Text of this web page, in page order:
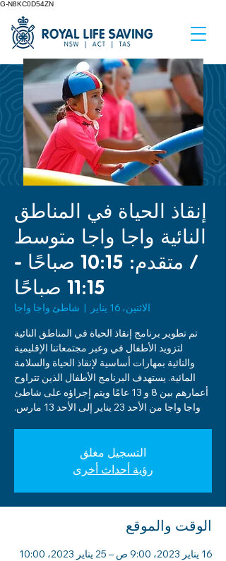
G-N8KC0D54ZN
إنقاذ الحياة في المناطق
النائية واجا واجا متوسط
/ متقدم: 10:15 صباحًا -
11:15 صباحًا
الاثنين، 16 يناير
  |
شاطئ واجا واجا
تم تطوير برنامج إنقاذ الحياة في المناطق النائية
لتزويد الأطفال في وعبر مجتمعاتنا الإقليمية
والنائية بمهارات أساسية لإنقاذ الحياة والسلامة
المائية. يستهدف البرنامج الأطفال الذين تتراوح
أعمارهم بين 8 و 13 عامًا ويتم إجراؤه على شاطئ
واجا واجا من الأحد 23 يناير إلى الأحد 13 مارس.
التسجيل مغلق
رؤية أحداث أخرى
الوقت والموقع
16 يناير 2023، 9:00 ص – 25 يناير 2023، 10:00